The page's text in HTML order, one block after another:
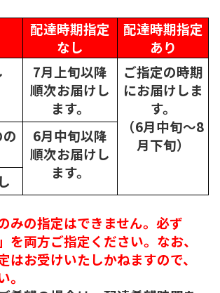
配達時期指定
なし
配達時期指定
あり
7月上旬以降
順次お届けし
ます。
ご指定の時期
にお届けしま
す。
（6月中旬～8
月下旬）
6月中旬以降
順次お届けし
ます。
みの指定はできません。必ず
を両方ご指定ください。なお、
はお受けいたしかねますので、